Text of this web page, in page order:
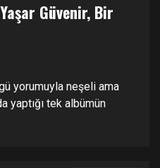
Güvenir, Bir
yorumuyla neşeli ama
yaptığı tek albümün